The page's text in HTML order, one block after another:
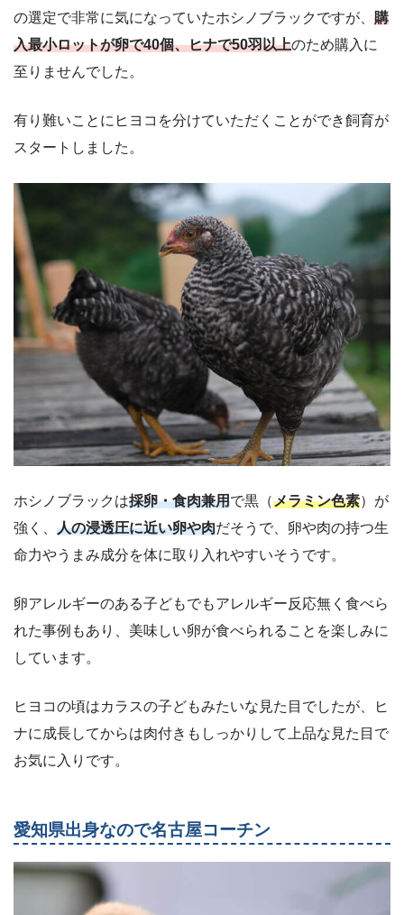
の選定で非常に気になっていたホシノブラックですが、 購
入最小ロットが卵で40個、ヒナで50羽以上のため購入に
至りませんでした。
有り難いことにヒヨコを分けていただくことができ飼育が
スタートしました。
ホシノブラックは採卵・食肉兼用で黒（メラミン色素）が
強く、 人の浸透圧に近い卵や肉だそうで、卵や肉の持つ生
命力やうまみ成分を体に取り入れやすいそうです。
卵アレルギーのある子どもでもアレルギー反応無く食べら
れた事例もあり、美味しい卵が食べられることを楽しみに
しています。
ヒヨコの頃はカラスの子どもみたいな見た目でしたが、ヒ
ナに成長してからは肉付きもしっかりして上品な見た目で
お気に入りです。
愛知県出身なので名古屋コーチン